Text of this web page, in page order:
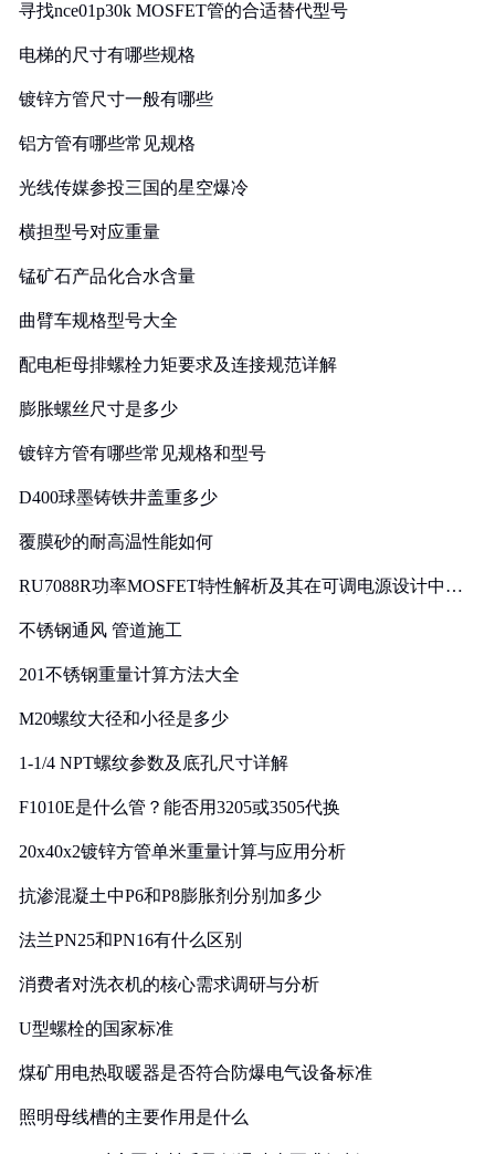
寻找nce01p30k MOSFET管的合适替代型号
电梯的尺寸有哪些规格
镀锌方管尺寸一般有哪些
铝方管有哪些常见规格
光线传媒参投三国的星空爆冷
横担型号对应重量
锰矿石产品化合水含量
曲臂车规格型号大全
配电柜母排螺栓力矩要求及连接规范详解
膨胀螺丝尺寸是多少
镀锌方管有哪些常见规格和型号
D400球墨铸铁井盖重多少
覆膜砂的耐高温性能如何
RU7088R功率MOSFET特性解析及其在可调电源设计中的
不锈钢通风 管道施工
201不锈钢重量计算方法大全
M20螺纹大径和小径是多少
1-1/4 NPT螺纹参数及底孔尺寸详解
F1010E是什么管？能否用3205或3505代换
20x40x2镀锌方管单米重量计算与应用分析
抗渗混凝土中P6和P8膨胀剂分别加多少
法兰PN25和PN16有什么区别
消费者对洗衣机的核心需求调研与分析
U型螺栓的国家标准
煤矿用电热取暖器是否符合防爆电气设备标准
照明母线槽的主要作用是什么